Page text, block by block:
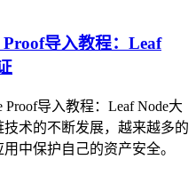
导入教程：Leaf
导入教程：Leaf Node大
术的不断发展，越来越多的
中保护自己的资产安全。